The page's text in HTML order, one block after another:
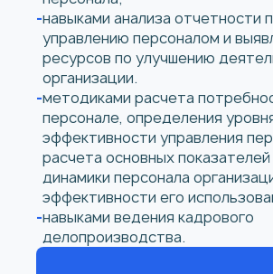
навыками анализа отчетности
управлению персоналом и
ресурсов по улучшению
организации.
методиками расчета
персонале, определения
эффективности управления
расчета основных
динамики персонала
эффективности его
навыками ведения кадрового
делопроизводства.